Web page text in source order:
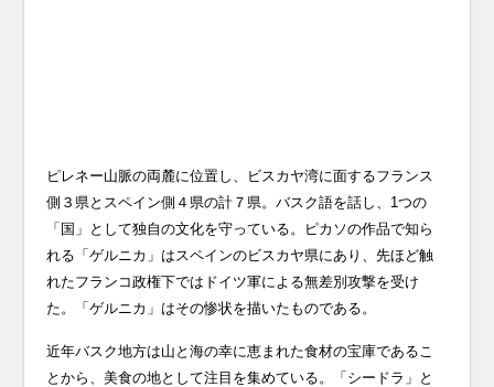
ピレネー山脈の両麓に位置し、ビスカヤ湾に面するフランス
側３県とスペイン側４県の計７県。バスク語を話し、1つの
「国」として独自の文化を守っている。ピカソの作品で知ら
れる「ゲルニカ」はスペインのビスカヤ県にあり、先ほど触
れたフランコ政権下ではドイツ軍による無差別攻撃を受け
た。「ゲルニカ」はその惨状を描いたものである。
近年バスク地方は山と海の幸に恵まれた食材の宝庫であるこ
とから、美食の地として注目を集めている。「シードラ」と